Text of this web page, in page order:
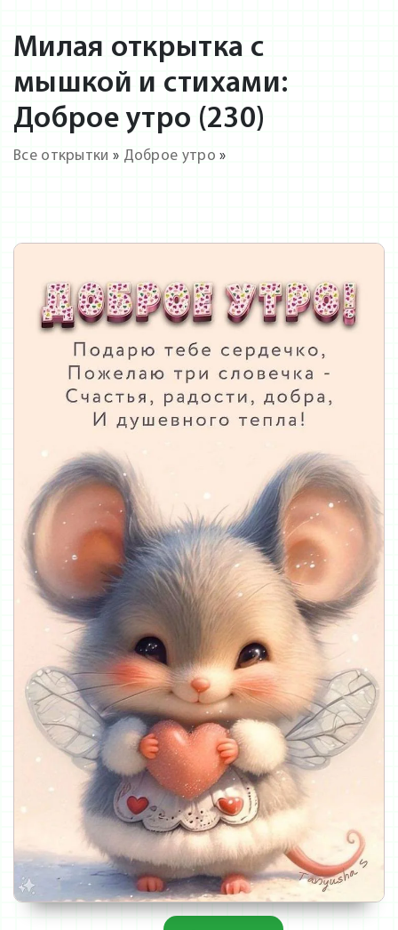
Милая открытка с
мышкой и стихами:
Доброе утро (230)
Все открытки » Доброе утро »